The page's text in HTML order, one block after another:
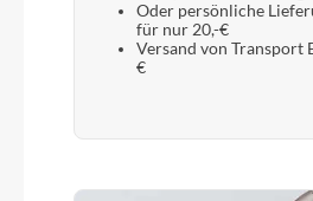
28"
Oder persönliche
für nur 20,-€
Versand von Transport
€